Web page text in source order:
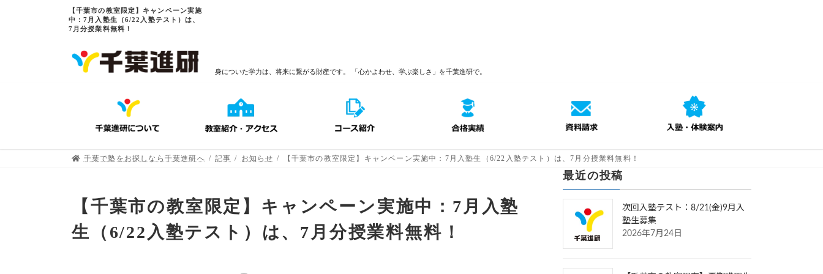
【千葉市の教室限定】キャンペーン実施
中：7月入塾生（6/22入塾テスト）は、
7月分授業料無料！
身についた学力は、将来に繋がる財産です。 「心かよわせ、学ぶ楽しさ」を千葉進研で。
千葉で塾をお探しなら千葉進研へ 記事 お知らせ 【千葉市の教室限定】キャンペーン実施中：7月入塾生（6/22入塾テスト）は、7月分授業料無料！
【千葉市の教室限定】キャンペーン実施中：7月入塾
生（6/22入塾テスト）は、7月分授業料無料！
最近の投稿
次回入塾テスト：8/21(金)9月入
塾生募集
2026年7月24日